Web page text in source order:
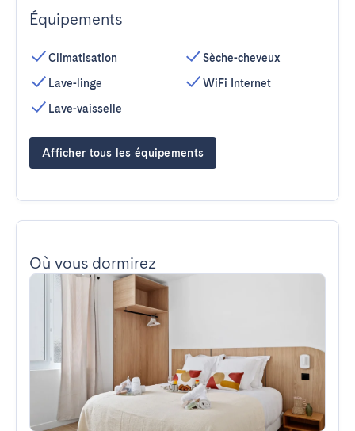
Équipements
Climatisation
Lave-linge
Lave-vaisselle
Sèche-cheveux
WiFi Internet
Afficher tous les équipements
Où vous dormirez